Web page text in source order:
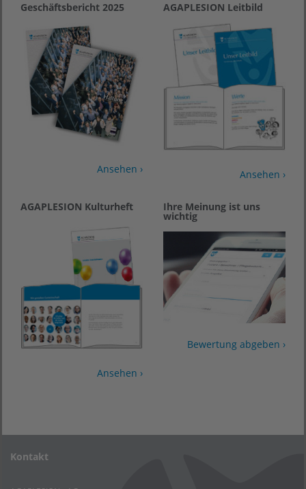
Geschäftsbericht 2025
Ansehen ›
AGAPLESION Leitbild
Ansehen ›
AGAPLESION Kulturheft
Ansehen ›
Ihre Meinung ist uns
wichtig
Bewertung abgeben ›
Kontakt